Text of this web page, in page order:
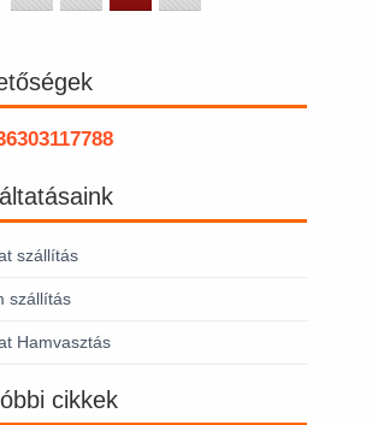
szállítás
szállítás
Hamvasztás
cikkek